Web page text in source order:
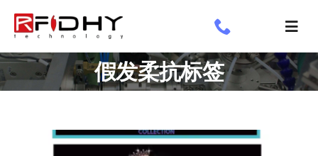
容
切
换
导
航
了解我们
应用领域
假发柔抗标签